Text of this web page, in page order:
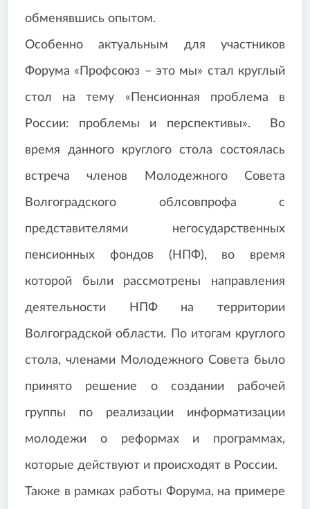
обменявшись опытом.
Особенно актуальным для участников
Форума «Профсоюз – это мы» стал круглый
стол на тему «Пенсионная проблема в
России: проблемы и перспективы». Во
время данного круглого стола состоялась
встреча членов Молодежного Совета
Волгоградского облсовпрофа с
представителями негосударственных
пенсионных фондов (НПФ), во время
которой были рассмотрены направления
деятельности НПФ на территории
Волгоградской области. По итогам круглого
стола, членами Молодежного Совета было
принято решение о создании рабочей
группы по реализации информатизации
молодежи о реформах и программах,
которые действуют и происходят в России.
Также в рамках работы Форума, на примере